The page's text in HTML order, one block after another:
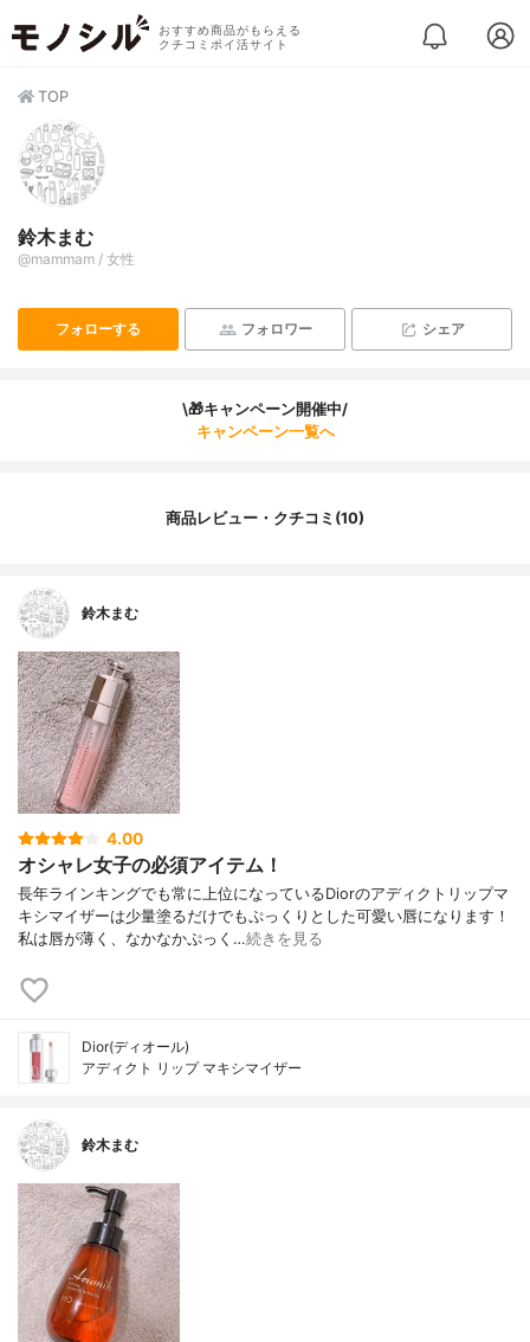
おすすめ商品がもらえる
クチコミポイ活サイト
TOP
鈴木まむ
@mammam / 女性
フォローする フォロワー シェア
\🎁キャンペーン開催中/
キャンペーン一覧へ
商品レビュー・クチコミ(10)
鈴木まむ
4.00
オシャレ女子の必須アイテム！
長年ラインキングでも常に上位になっているDiorのアディクトリップマ
キシマイザーは少量塗るだけでもぷっくりとした可愛い唇になります！
私は唇が薄く、なかなかぷっく…続きを見る
Dior(ディオール)
アディクト リップ マキシマイザー
鈴木まむ